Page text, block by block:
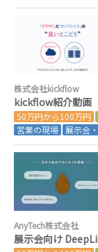
株式会社kickflow
kickflow紹介動画
50万円から100万円
営業の現場 展示会
AnyTech株式会社
展示会向け